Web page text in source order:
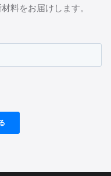
料をお届けします。